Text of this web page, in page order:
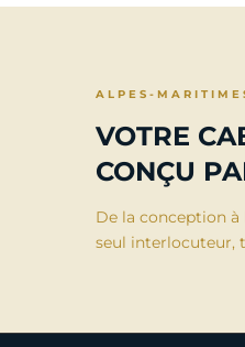
ALPES-
VOTRE
CONÇU
De la conception
seul interlocuteur,